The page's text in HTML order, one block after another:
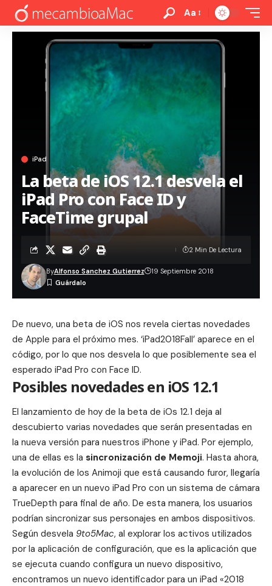
Aa
iPad
La beta de iOS 12.1 desvela el
iPad Pro con Face ID y
FaceTime grupal
ByAlfonso Sanchez Gutierrez 19 Septiembre 2018
2 Min De Lectura
De nuevo, una beta de iOS nos revela ciertas novedades
de Apple para el próximo mes. ‘iPad2018Fall’ aparece en el
código, por lo que nos desvela lo que posiblemente sea el
esperado iPad Pro con Face ID.
Posibles novedades en iOS 12.1
El lanzamiento de hoy de la beta de iOs 12.1 deja al
descubierto varias novedades que serán presentadas en
la nueva versión para nuestros iPhone y iPad. Por ejemplo,
una de ellas es la sincronización de Memoji. Hasta ahora,
la evolución de los Animoji que está causando furor, llegaría
a aparecer en un nuevo iPad Pro con un sistema de cámara
TrueDepth para final de año. De esta manera, los usuarios
podrían sincronizar sus personajes en ambos dispositivos.
Según desvela 9to5Mac, al explorar los activos utilizados
por la aplicación de configuración, que es la aplicación que
se ejecuta cuando configura un nuevo dispositivo,
encontramos un nuevo identificador para un iPad «2018